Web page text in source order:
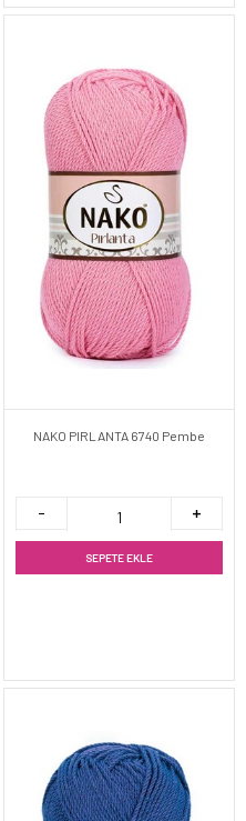
NAKO PIRLANTA 6740 Pembe
SEPETE EKLE